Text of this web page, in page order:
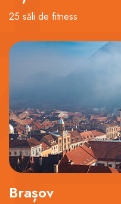
25 săli de fitness
Brașov